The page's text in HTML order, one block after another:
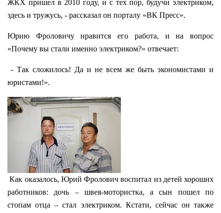
ЖКХ пришел в 2010 году, и с тех пор, будучи электриком,
здесь и тружусь, - рассказал он порталу «ВК Пресс».
Юрию Фроловичу нравится его работа, и на вопрос
«Почему вы стали именно электриком?» отвечает:
- Так сложилось! Да и не всем же быть экономистами и
юристами!».
Как оказалось, Юрий Фролович воспитал из детей хороших
работников: дочь – швея-мотористка, а сын пошел по
стопам отца – стал электриком. Кстати, сейчас он также